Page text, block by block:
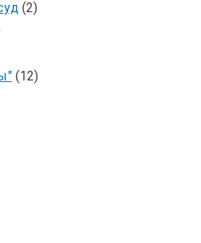
(2)
(12)